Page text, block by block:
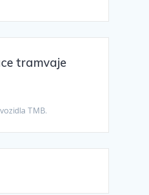
tramvaje
TMB.